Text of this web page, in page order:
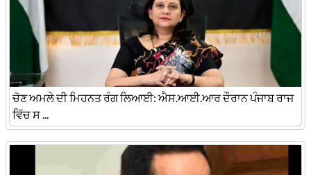
ਚੋਣ ਅਮਲੇ ਦੀ ਮਿਹਨਤ ਰੰਗ ਲਿਆਈ: ਐਸ.ਆਈ.ਆਰ ਦੌਰਾਨ ਪੰਜਾਬ ਰਾਜ
ਵਿੱਚ ਸ ...